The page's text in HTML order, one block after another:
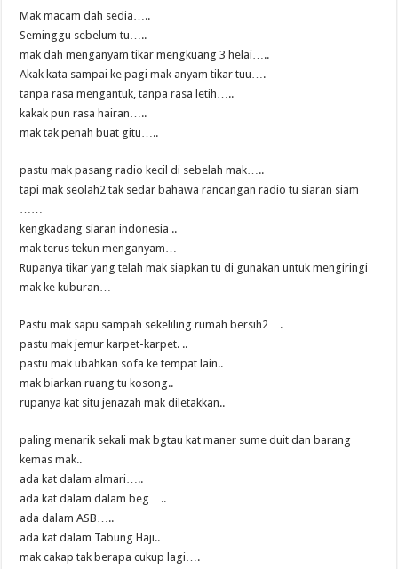
Mak macam dah sedia…..
Seminggu sebelum tu…..
mak dah menganyam tikar mengkuang 3 helai…..
Akak kata sampai ke pagi mak anyam tikar tuu….
tanpa rasa mengantuk, tanpa rasa letih…..
kakak pun rasa hairan…..
mak tak penah buat gitu…..
pastu mak pasang radio kecil di sebelah mak…..
tapi mak seolah2 tak sedar bahawa rancangan radio tu siaran siam
……
kengkadang siaran indonesia ..
mak terus tekun menganyam…
Rupanya tikar yang telah mak siapkan tu di gunakan untuk mengiringi
mak ke kuburan…
Pastu mak sapu sampah sekeliling rumah bersih2….
pastu mak jemur karpet-karpet. ..
pastu mak ubahkan sofa ke tempat lain..
mak biarkan ruang tu kosong..
rupanya kat situ jenazah mak diletakkan..
paling menarik sekali mak bgtau kat maner sume duit dan barang
kemas mak..
ada kat dalam almari…..
ada kat dalam dalam beg…..
ada dalam ASB…..
ada kat dalam Tabung Haji..
mak cakap tak berapa cukup lagi….